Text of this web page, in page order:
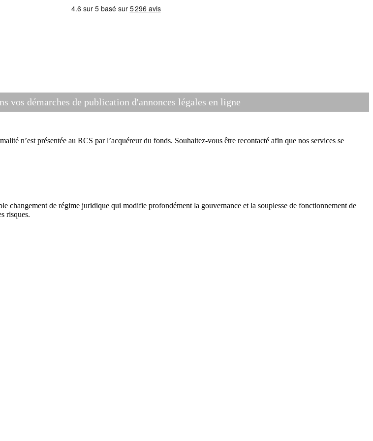
vos démarches de publication d'annonces légales en ligne
n’est présentée au RCS par l’acquéreur du fonds. Souhaitez-vous être recontacté afin que nos services se
changement de régime juridique qui modifie profondément la gouvernance et la souplesse de fonctionnement de
risques.